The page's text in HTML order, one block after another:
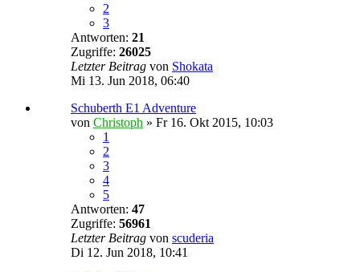
2
3
Antworten: 21
Zugriffe: 26025
Letzter Beitrag von Shokata
Mi 13. Jun 2018, 06:40
Schuberth E1 Adventure
von Christoph » Fr 16. Okt 2015, 10:03
1
2
3
4
5
Antworten: 47
Zugriffe: 56961
Letzter Beitrag von scuderia
Di 12. Jun 2018, 10:41